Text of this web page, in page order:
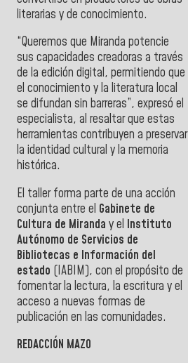
literarias y de conocimiento.
“Queremos que Miranda potencie
sus capacidades creadoras a través
de la edición digital, permitiendo que
el conocimiento y la literatura local
se difundan sin barreras”, expresó el
especialista, al resaltar que estas
herramientas contribuyen a preservar
la identidad cultural y la memoria
histórica.
El taller forma parte de una acción
conjunta entre el Gabinete de
Cultura de Miranda y el Instituto
Autónomo de Servicios de
Bibliotecas e Información del
estado (IABIM), con el propósito de
fomentar la lectura, la escritura y el
acceso a nuevas formas de
publicación en las comunidades.
REDACCIÓN MAZO